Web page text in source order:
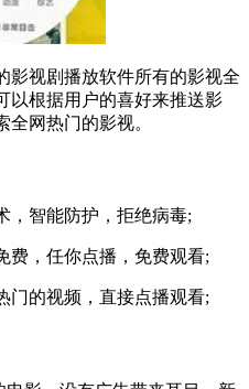
影视剧播放软件所有的影视全
以根据用户的喜好来推送影
网热门的影视。
，智能防护，拒绝病毒;
费，任你点播，免费观看;
门的视频，直接点播观看;